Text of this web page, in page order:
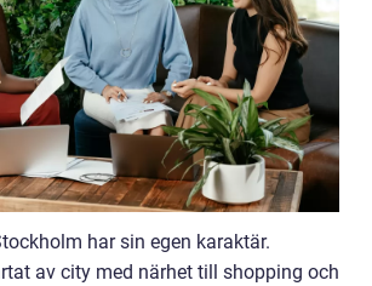
har sin egen karaktär.
av city med närhet till shopping och